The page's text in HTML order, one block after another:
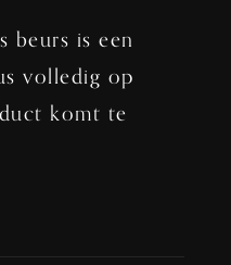
beurs is een
volledig op
komt te